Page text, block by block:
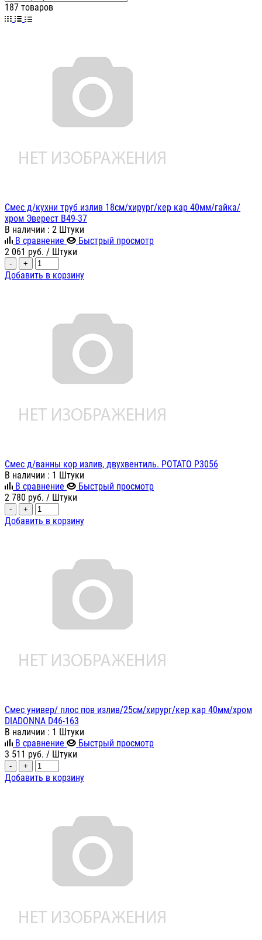
187 товаров
Смес д/кухни труб излив 18см/хирург/кер кар 40мм/гайка/
хром Эверест B49-37
В наличии : 2 Штуки
В сравнение
Быстрый просмотр
2 061 руб. / Штуки
- +
Добавить в корзину
Смес д/ванны кор излив, двухвентиль. POTATO P3056
В наличии : 1 Штуки
В сравнение
Быстрый просмотр
2 780 руб. / Штуки
- +
Добавить в корзину
Смес универ/ плос пов излив/25см/хирург/кер кар 40мм/хром
DIADONNA D46-163
В наличии : 1 Штуки
В сравнение
Быстрый просмотр
3 511 руб. / Штуки
- +
Добавить в корзину